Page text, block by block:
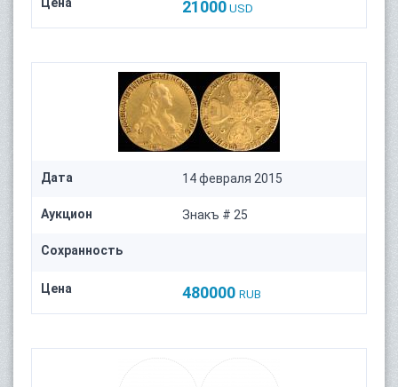
21000 USD
Дата 14 февраля 2015
Аукцион Знакъ # 25
Сохранность
Цена 480000RUB